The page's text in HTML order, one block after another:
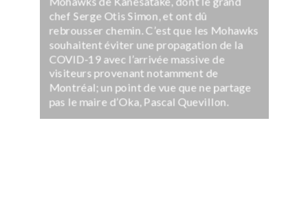
chef Serge Otis Simon, et ont dû
rebrousser chemin. C’est que les Mohawks
souhaitent éviter une propagation de la
COVID-19 avec l’arrivée massive de
visiteurs provenant notamment de
Montréal; un point de vue que ne partage
pas le maire d’Oka, Pascal Quevillon.